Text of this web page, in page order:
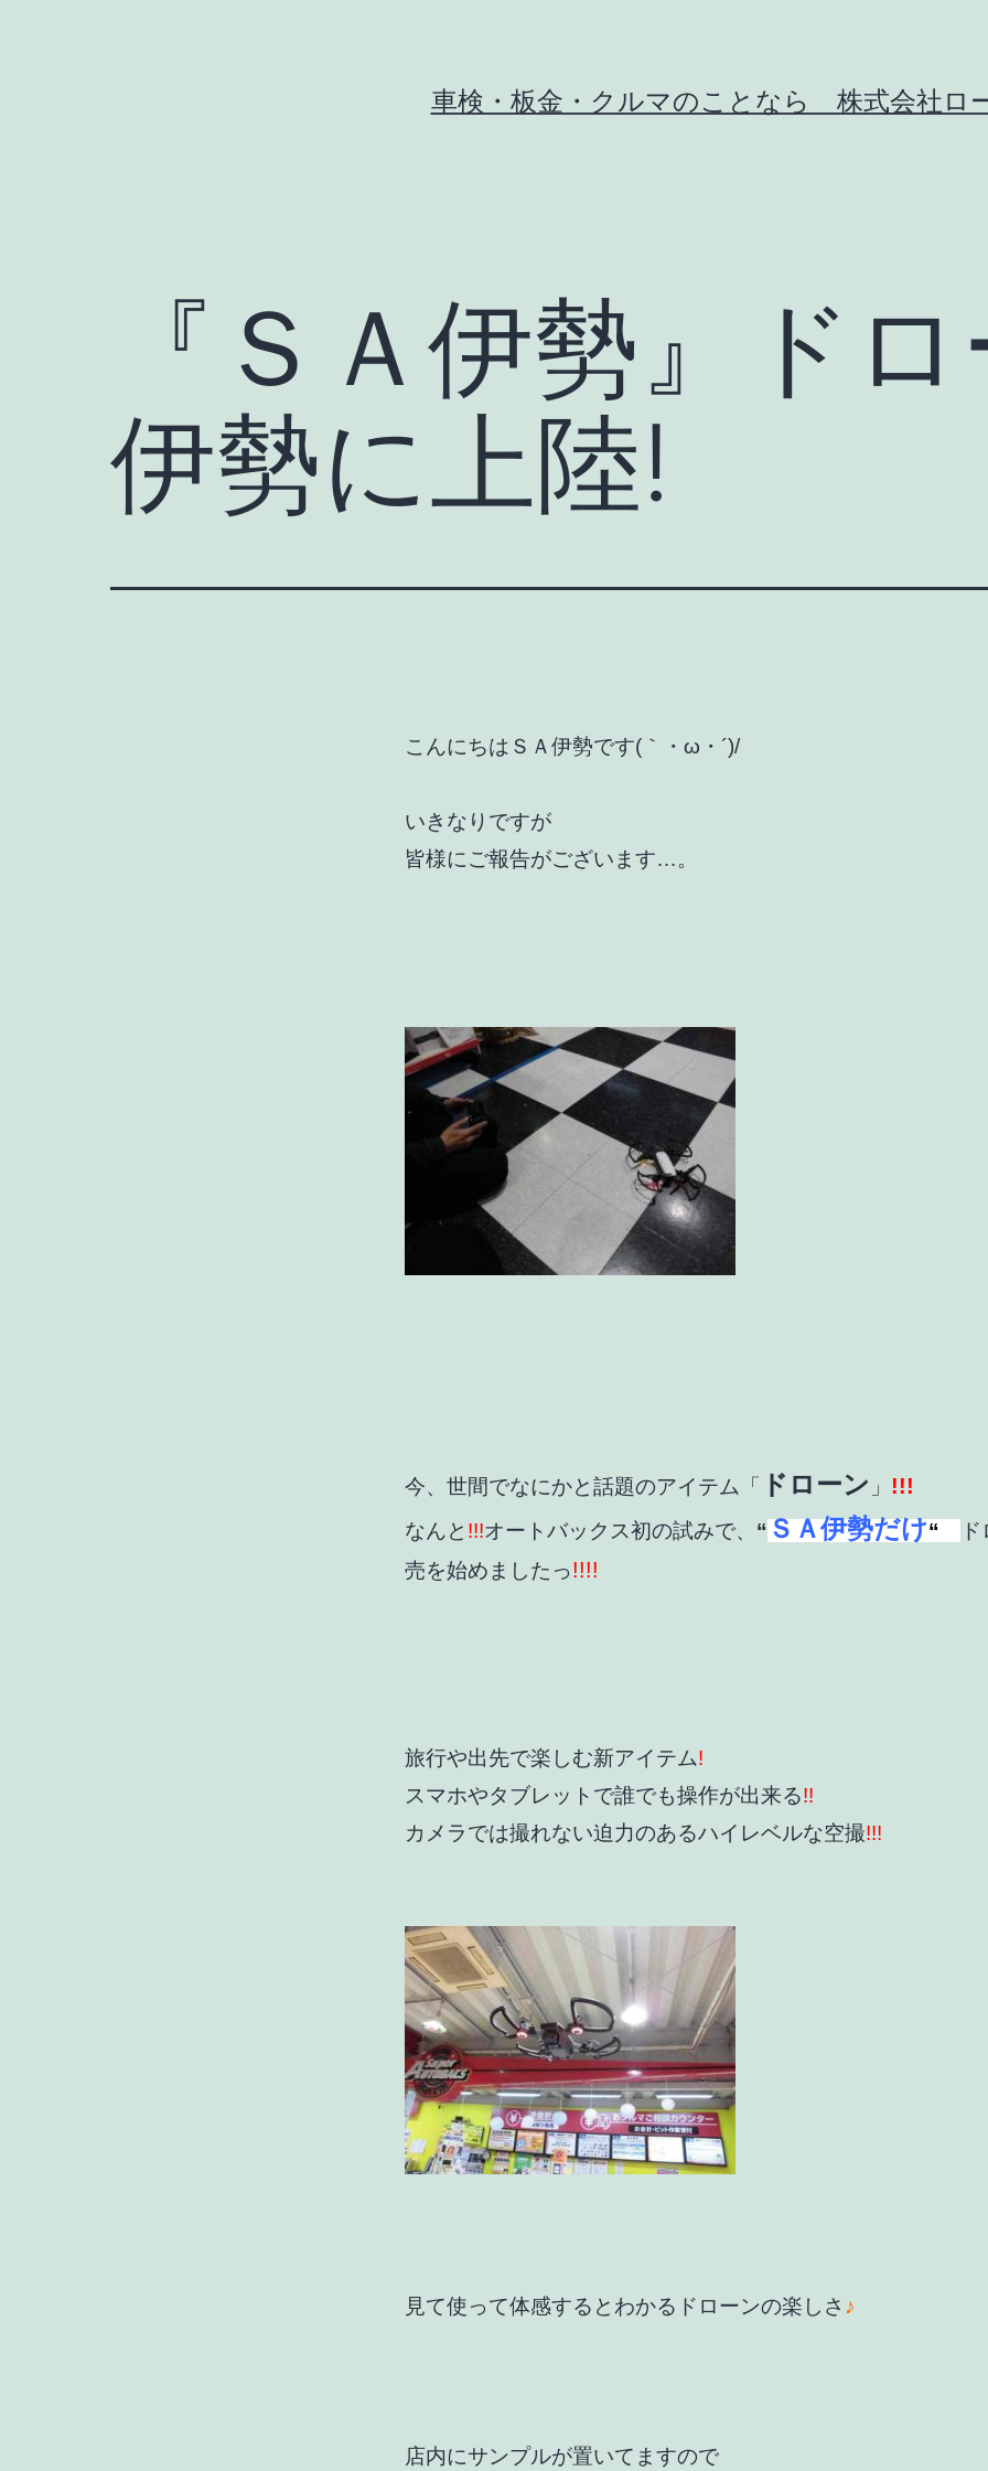
車検・板金・クルマのことなら 株式会社ロ
『ＳＡ伊勢』ド
伊勢に上陸!
こんにちはＳＡ伊勢です(｀・ω・´)/
いきなりですが
皆様にご報告がございます…。
今、世間でなにかと話題のアイテム「 ドローン 」 !!!
なんと !!!オートバックス初の試みで、 “ＳＡ伊勢だけ“
売を始めましたっ!!!!
旅行や出先で楽しむ新アイテム!
スマホやタブレットで誰でも操作が出来る!!
カメラでは撮れない迫力のあるハイレベルな空撮!!!
見て使って体感するとわかるドローンの楽しさ ♪
店内にサンプルが置いてますので